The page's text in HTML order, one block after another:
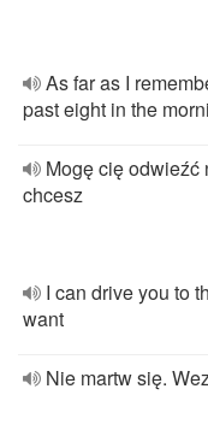
As far as I
past eight in the
Mogę cię odwieźć
chcesz
I can drive you to
want
Nie martw się.